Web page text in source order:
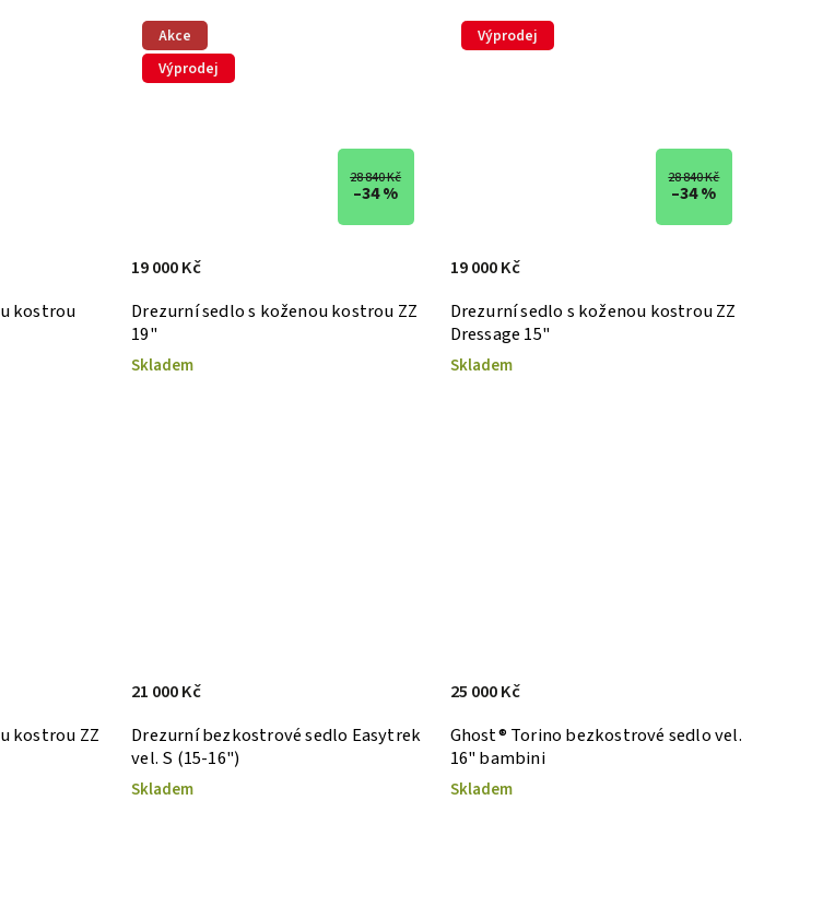
kostrou
Akce
Výprodej
28 840 Kč
–34 %
Drezurní sedlo s koženou kostrou ZZ
19"
Skladem
19 000 Kč
Výprodej
28 840 Kč
–34 %
Drezurní sedlo s koženou kostrou ZZ
Dressage 15"
Skladem
19 000 Kč
kostrou ZZ
Drezurní bezkostrové sedlo Easytrek
vel. S (15-16")
Skladem
21 000 Kč
Ghost® Torino bezkostrové sedlo vel.
16" bambini
Skladem
25 000 Kč